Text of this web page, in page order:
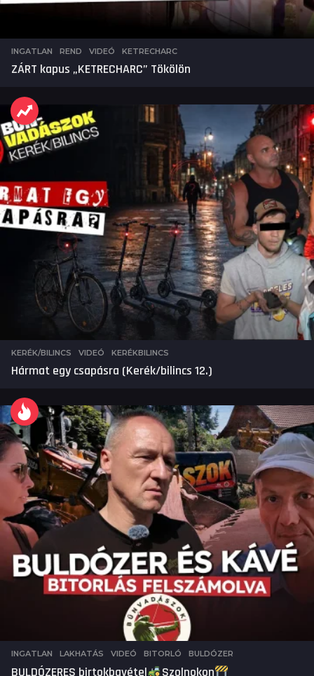
INGATLAN ,REND ,VIDEÓ KETRECHARC
ZÁRT kapus „KETRECHARC” Tökölön
KERÉK/BILINCS ,VIDEÓ KERÉKBILINCS
Hármat egy csapásra (Kerék/bilincs 12.)
INGATLAN ,LAKHATÁS ,VIDEÓ BITORLÓ ,BULDÓZER
BULDÓZERES birtokbavétel Szolnokon